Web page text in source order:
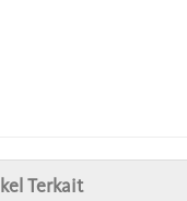
Terkait